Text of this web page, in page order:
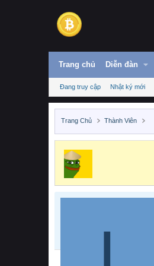
Trang chủ Diễn đàn
Đang truy cập Nhật ký mới
Trang Chủ Thành Viên